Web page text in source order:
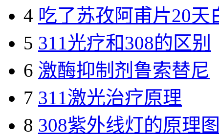
4 吃了苏孜阿甫片20天
5 311光疗和308的区别
6 激酶抑制剂鲁索替尼
7 311激光治疗原理
8 308紫外线灯的原理